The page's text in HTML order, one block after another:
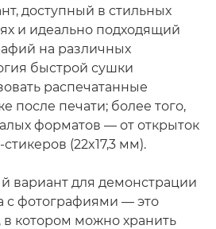
доступный в стильных
и идеально подходящий
на различных
быстрой сушки
распечатанные
после печати; более того,
форматов — от открыток
(22x17,3 мм).
вариант для демонстрации
с фотографиями — это
в котором можно хранить